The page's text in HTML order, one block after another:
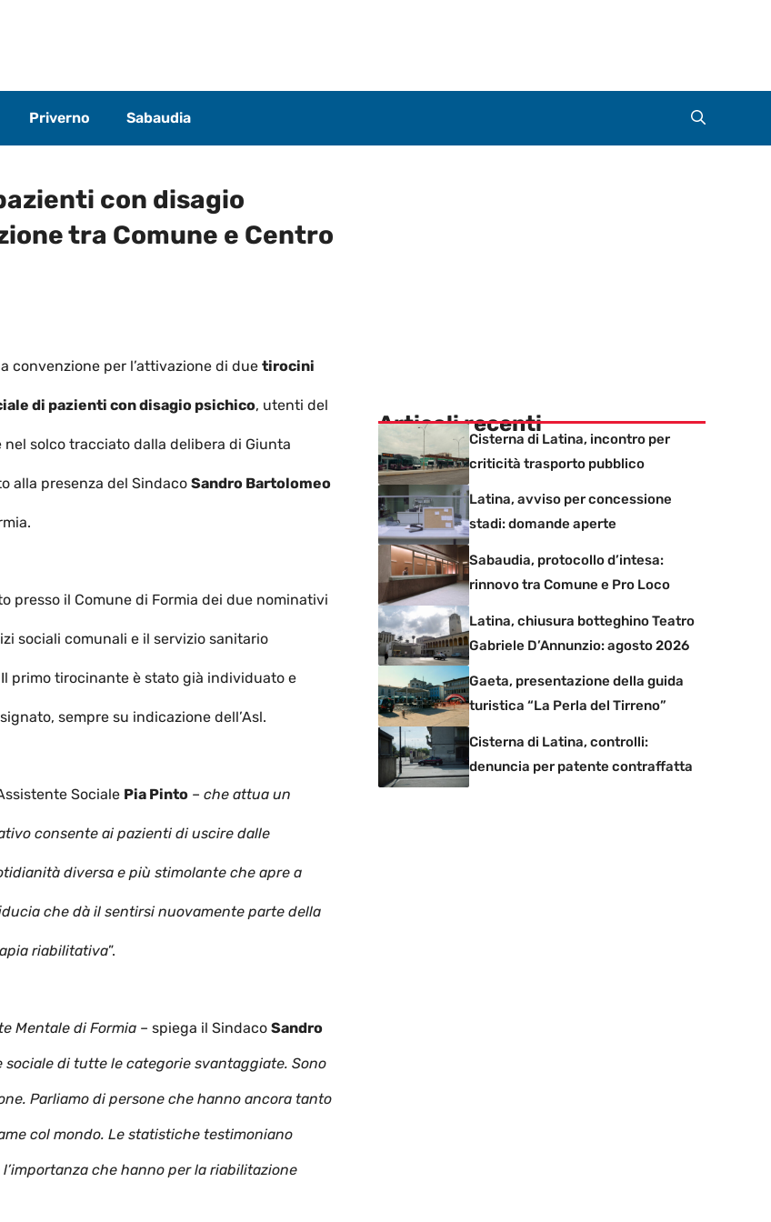
Priverno Sabaudia
con disagio
tra Comune e Centro
convenzione per l’attivazione di due tirocini
di pazienti con disagio psichico, utenti del
nel solco tracciato dalla delibera di Giunta
alla presenza del Sindaco Sandro Bartolomeo
presso il Comune di Formia dei due nominativi
sociali comunali e il servizio sanitario
primo tirocinante è stato già individuato e
sempre su indicazione dell’Asl.
Sociale Pia Pinto – che attua un
consente ai pazienti di uscire dalle
diversa e più stimolante che apre a
che dà il sentirsi nuovamente parte della
riabilitativa”.
Mentale di Formia – spiega il Sindaco Sandro
di tutte le categorie svantaggiate. Sono
Parliamo di persone che hanno ancora tanto
col mondo. Le statistiche testimoniano
che hanno per la riabilitazione
Articoli recenti
Cisterna di Latina, incontro per
criticità trasporto pubblico
Latina, avviso per concessione
stadi: domande aperte
Sabaudia, protocollo d’intesa:
rinnovo tra Comune e Pro Loco
Latina, chiusura botteghino Teatro
Gabriele D’Annunzio: agosto 2026
Gaeta, presentazione della guida
turistica “La Perla del Tirreno”
Cisterna di Latina, controlli:
denuncia per patente contraffatta